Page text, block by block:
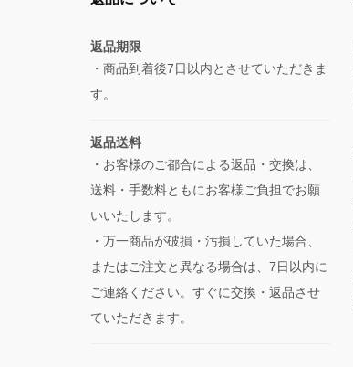
返品期限
・商品到着後7日以内とさせていただきま
す。
返品送料
・お客様のご都合による返品・交換は、
送料・手数料ともにお客様ご負担でお願
いいたします。
・万一商品が破損・汚損していた場合、
またはご注文と異なる場合は、7日以内に
ご連絡ください。すぐに交換・返品させ
ていただきます。